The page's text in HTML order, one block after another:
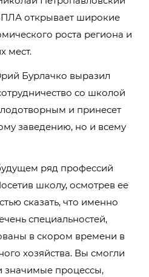
открывает широкие
роста региона и
мест.
Бурлачко выразил
со школой
и принесет
заведению, но и всему
ряд профессий
школу, осмотрев ее
сказать, что именно
специальностей,
в скором времени в
хозяйства. Вы смогли
значимые процессы,